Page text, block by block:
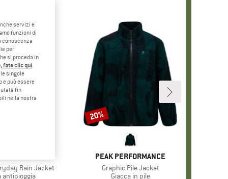
Rain Jacket
di prodotti
antipioggia
MARCHIO
PEAK PERFORMANCE
Articolo
Graphic Pile Jacket
Gruppo di prodotti
Giacca in pile
Sconto
20%
servizi e
funzioni di
conoscenza
per
si proceda in
fate clic qui.
singole
e può essere
fin
nella nostra